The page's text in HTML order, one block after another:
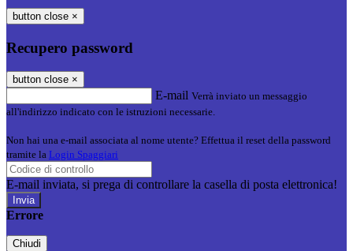
button close ×
Recupero password
button close ×
E-mail Verrà inviato un messaggio
all'indirizzo indicato con le istruzioni necessarie.
Non hai una e-mail associata al nome utente? Effettua il reset della password
tramite la Login Spaggiari
E-mail inviata, si prega di controllare la casella di posta elettronica!
Errore
Chiudi